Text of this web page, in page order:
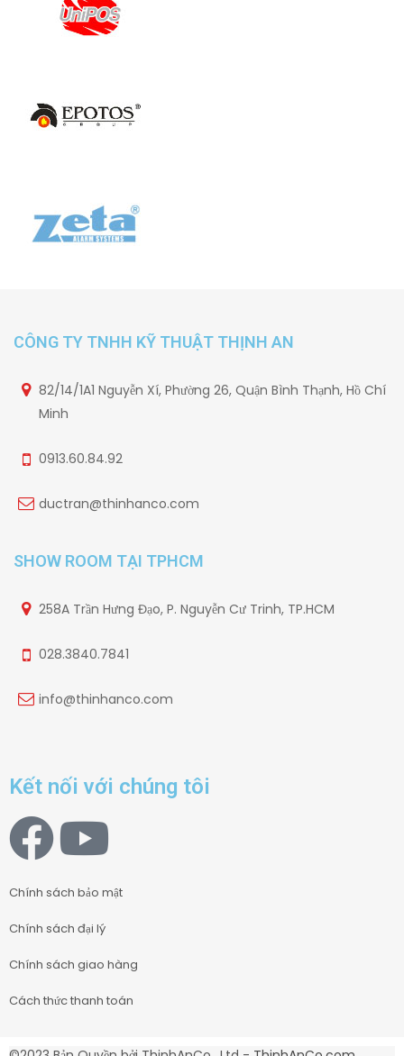
CÔNG TY TNHH KỸ THUẬT THỊNH AN
82/14/1A1 Nguyễn Xí, Phường 26, Quận Bình Thạnh, Hồ Chí
Minh
0913.60.84.92
ductran@thinhanco.com
SHOW ROOM TẠI TPHCM
258A Trần Hưng Đạo, P. Nguyễn Cư Trinh, TP.HCM
028.3840.7841
info@thinhanco.com
Kết nối với chúng tôi
Chính sách bảo mật
Chính sách đại lý
Chính sách giao hàng
Cách thức thanh toán